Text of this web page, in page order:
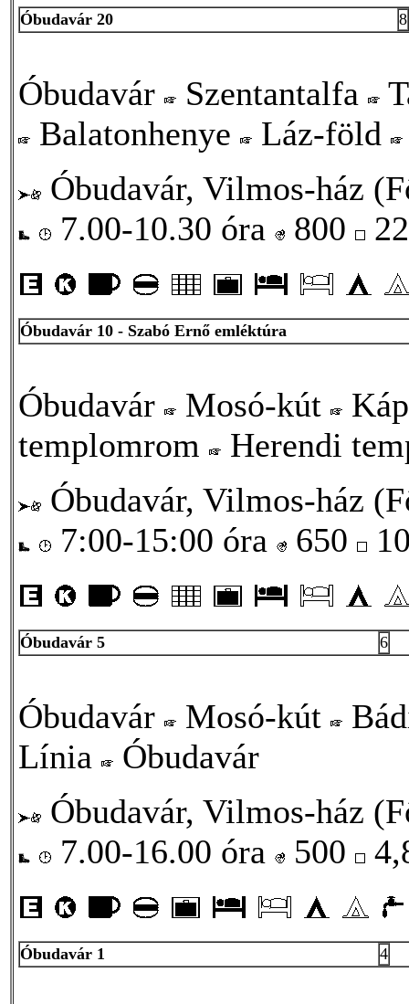
Óbudavár 20 8
Óbudavár Szentantalfa
Balatonhenye
Láz-föld
Óbudavár, Vilmos-ház
7.00-10.30 óra
800
Óbudavár 10 - Szabó Ernő emléktúra
Óbudavár Mosó-kút
templomrom
Herendi
Óbudavár, Vilmos-ház
7:00-15:00 óra
650
Óbudavár 5 6
Óbudavár Mosó-kút
Línia
Óbudavár
Óbudavár, Vilmos-ház
7.00-16.00 óra
500
Óbudavár 1 4